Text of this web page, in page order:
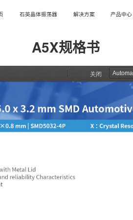
石英晶体振荡器 解决方案 产品中心
A5X规格书